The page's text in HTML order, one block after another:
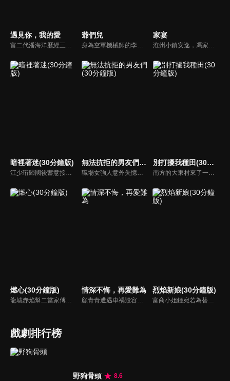
遇見你，我的愛
富二代潘海洋歷經三次失敗婚姻，認為金錢阻礙愛情。唯第一任妻子陸雪怡真心待他。好友伊軒勸他隱藏身份。他在酒吧對芭蕾舞演員韓夢瑤一見鍾情。便化身業務經理與她相戀。熱戀中潘海洋決定娶韓夢瑤，卻在婚前發現韓夢瑤三年前曾是自己公司員工，進而揭開伊軒與韓夢瑤為還債設局圖謀他財產的陰謀...
爺們兒
身為空軍機械師的李國生與“黑五類”子女許婷深深相愛，卻被從小一起長大的戰友劉全有舉報，被迫退伍。回家後，又因許婷而掀起了巨大的家庭波瀾。多年後許婷再次出現時，本已心如止水，心思全放在撫養女兒身上的李國生卻再次因為仗義而惹上了麻煩。一段真情貫穿始終，命運的翻騰卻從不止息。
家宴
淮州小鎮安逸，馮家四子女三人在北京發展，老馮頭盼團聚，大女兒大米卻想接家人入京。大米餐館因妹夫皮大聰欠債受牽連，老馮頭與對手鄭叔比刀工失敗暈倒。姑姑馮翠珍與鄭叔因父親反對未婚，三女兒果果的婚事也因意外受阻，家族矛盾不斷。
暗裡著迷(30分鐘版)
江少珩歸國後蓄意接近服裝設計師蘇半夏，直到衛高陽暴露出江少珩接近蘇半夏的真實目的，蘇半夏深覺背叛而與江少珩分手。而已經無法離開蘇半夏的江少珩，用真心再次追回蘇半夏，上演追妻火葬場並重歸於好。之後，兩人查清當年真相，最終衛氏姐弟雙雙落網，一切塵埃落定。
無法抗拒的男友們(30分鐘版)
職場女強人意外失憶後重啟人生，一覺醒來，竟與公司老闆、部門總監、實習生三人同時「戀愛」。通過這甜蜜浪漫、驚險刺激又難以抉擇的感情生活後，最終發現愛情真正的意義。
別打擾我種田(30分鐘版)
南方的大東村來了一位不速之客林現，他是林氏集團百億資產的唯一繼承人，在爺爺強勢壓迫下，家世顯赫的他空降莊家找到自己傳說中門當戶對的未婚妻，決定說服她自願解除婚約。
燃心(30分鐘版)
龍城赤焰幫二當家傅雲月不顧哥哥傅雲崢的阻攔，偽裝身分接近沈家少爺沈西澤，為母報仇刺殺沈家老爺沈文德時，竟發現其中隱藏著更深的秘密。
情深不悔，再愛難為
顧青青遭遇車禍毀容後，遭受嚴重的精神創傷，幸得被裴氏集團總裁裴謹卿搭救，並將她整容成了自己初戀情人沈曼青的外貌。其實裴謹卿搭救顧青青是為了追查當年沈曼青死亡的真相。顧青青接受裴謹卿的安排，並且在經過了一系列殘酷訓練後，以裴謹卿總裁秘書身份出現在眾人眼中...
烈焰新娘(30分鐘版)
富商小姐鍾宛若為替未婚夫劉子潤復仇，假意投誠敵對的夏軍，卻不料遭到夏軍少帥沐少離威脅強娶，由此各懷算計的倆人成為了夫妻，並在一系列鬥智鬥勇的婚後生活中愛上了彼此。而就在兩人濃情時，鍾宛若意外得知了沐少離的真實身份，在彼此的不信任和軍閥爭霸的陰謀下，相愛的倆人開始了互相折磨 。
戲劇排行榜
野狗骨頭
8.6